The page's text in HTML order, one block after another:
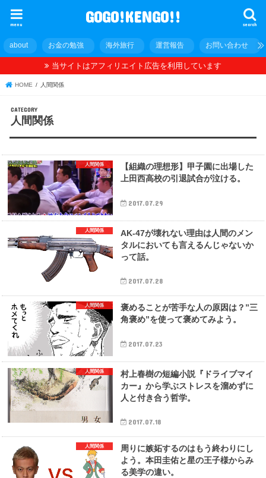
GOGO!KENGO!! search
menu
about お金の勉強 海外旅行 運営報告 お問い合わせ
当サイトはアフィリエイト広告を利用しています
HOME 人間関係
人間関係
人間関係
【組織の理想形】甲子園に出場した
上田西高校の引退試合が泣ける。
2017.07.29
人間関係
AK-47が壊れない理由は人間のメン
タルにおいても言えるんじゃないか
って話。
2017.07.28
人間関係
褒めることが苦手な人の原因は？”三
角褒め”を使って褒めてみよう。
2017.07.23
人間関係
村上春樹の短編小説『ドライブマイ
カー』から学ぶストレスを溜めずに
人と付き合う哲学。
2017.07.18
人間関係
周りに嫉妬するのはもう終わりにし
よう。本田圭佑と星の王子様からみ
る美学の違い。